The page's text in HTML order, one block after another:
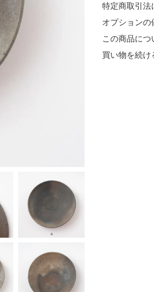
特定商取引法
オプションの
この商品につ
買い物を続け